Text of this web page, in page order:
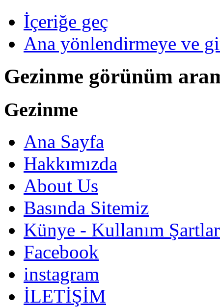
İçeriğe geç
Ana yönlendirmeye ve
Gezinme görünüm
Gezinme
Ana Sayfa
Hakkımızda
About Us
Basında Sitemiz
Künye - Kullanım
Facebook
instagram
İLETİŞİM